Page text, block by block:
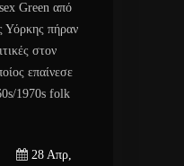
Green από
Υόρκης πήραν
στον
επαίνεσε
1970s folk
28 Απρ,